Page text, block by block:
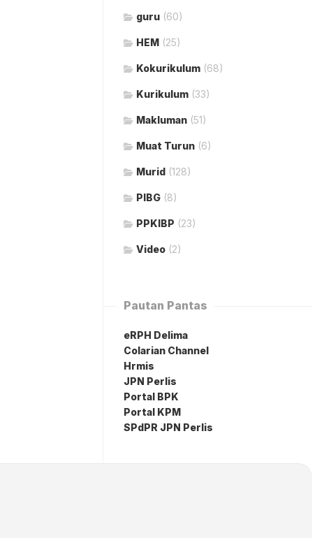
guru (60)
HEM (25)
Kokurikulum (68)
Kurikulum (33)
Makluman (51)
Muat Turun (6)
Murid (128)
PIBG (8)
PPKIBP (23)
Video (2)
Pautan Pantas
eRPH Delima
Colarian Channel
Hrmis
JPN Perlis
Portal BPK
Portal KPM
SPdPR JPN Perlis